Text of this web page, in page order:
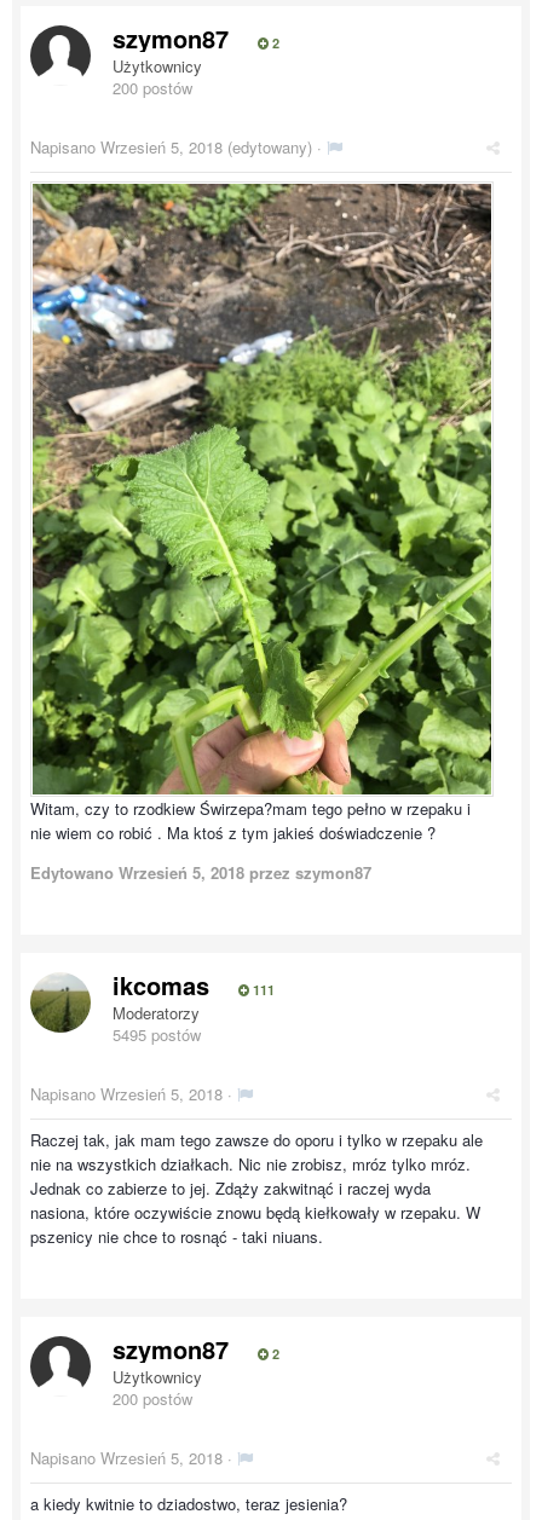
szymon87 2
Użytkownicy
200 postów
Napisano Wrzesień 5, 2018 (edytowany) ·
Witam, czy to rzodkiew Świrzepa?mam tego pełno w rzepaku i
nie wiem co robić . Ma ktoś z tym jakieś doświadczenie ?
Edytowano Wrzesień 5, 2018 przez szymon87
ikcomas 111
Moderatorzy
5495 postów
Napisano Wrzesień 5, 2018 ·
Raczej tak, jak mam tego zawsze do oporu i tylko w rzepaku ale
nie na wszystkich działkach. Nic nie zrobisz, mróz tylko mróz.
Jednak co zabierze to jej. Zdąży zakwitnąć i raczej wyda
nasiona, które oczywiście znowu będą kiełkowały w rzepaku. W
pszenicy nie chce to rosnąć - taki niuans.
szymon87 2
Użytkownicy
200 postów
Napisano Wrzesień 5, 2018 ·
a kiedy kwitnie to dziadostwo, teraz jesienia?